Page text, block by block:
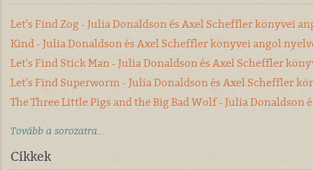
Let's Find Zog - Julia Donaldson és Axel Scheffler könyvei
Kind - Julia Donaldson és Axel Scheffler könyvei angol
Let's Find Stick Man - Julia Donaldson és Axel Scheffler
Let's Find Superworm - Julia Donaldson és Axel Scheffler
The Three Little Pigs and the Big Bad Wolf - Julia
Tovább a sorozatra...
Cikkek